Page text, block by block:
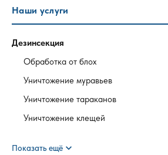
Наши услуги
Дезинсекция
Обработка от блох
Уничтожение муравьев
Уничтожение тараканов
Уничтожение клещей
Показать ещё expand_more